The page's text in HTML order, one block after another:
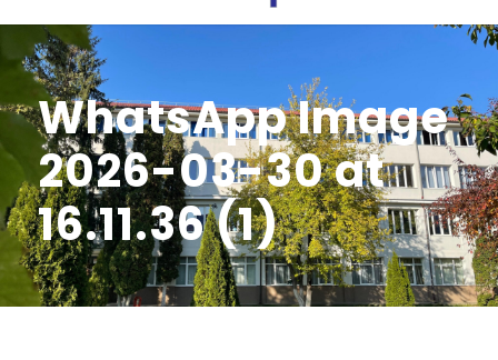
WhatsApp Image
2026-03-30 at
16.11.36 (1)